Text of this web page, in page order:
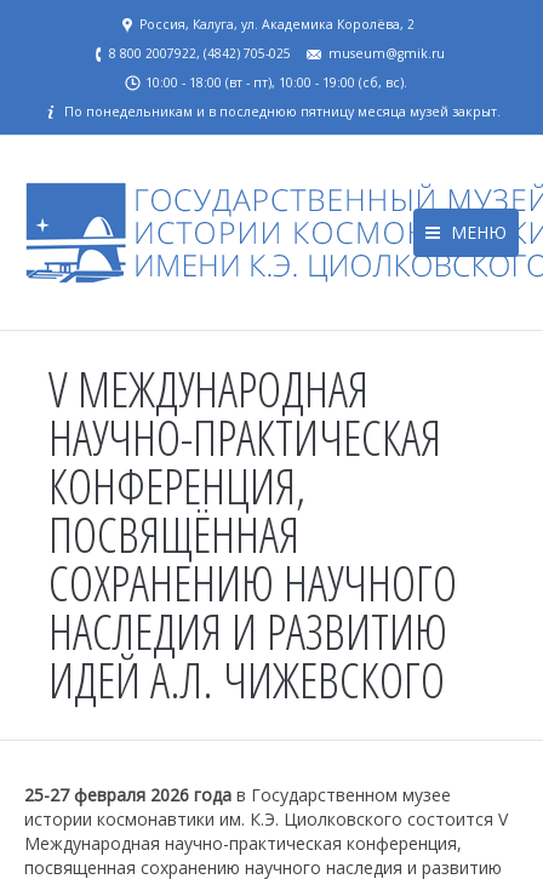
Россия, Калуга, ул. Академика Королёва, 2
8 800 2007922, (4842) 705-025
museum@gmik.ru
10:00 - 18:00 (вт - пт), 10:00 - 19:00 (сб, вс).
По понедельникам и в последнюю пятницу месяца музей закрыт.
МЕНЮ
V МЕЖДУНАРОДНАЯ
НАУЧНО-ПРАКТИЧЕСКАЯ
КОНФЕРЕНЦИЯ,
ПОСВЯЩЁННАЯ
СОХРАНЕНИЮ НАУЧНОГО
НАСЛЕДИЯ И РАЗВИТИЮ
ИДЕЙ А.Л. ЧИЖЕВСКОГО
25-27 февраля 2026 года в Государственном музее
истории космонавтики им. К.Э. Циолковского состоится V
Международная научно-практическая конференция,
посвященная сохранению научного наследия и развитию